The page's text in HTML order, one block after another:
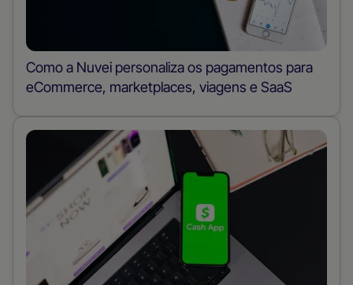
Como a Nuvei personaliza os pagamentos para
eCommerce, marketplaces, viagens e SaaS